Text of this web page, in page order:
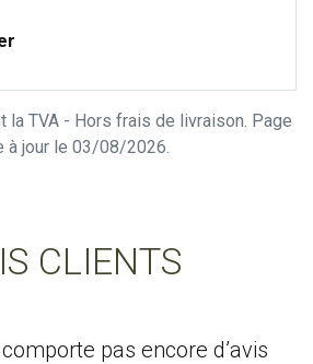
la TVA - Hors frais de livraison. Page
à jour le 03/08/2026.
CLIENTS
pas encore d’avis